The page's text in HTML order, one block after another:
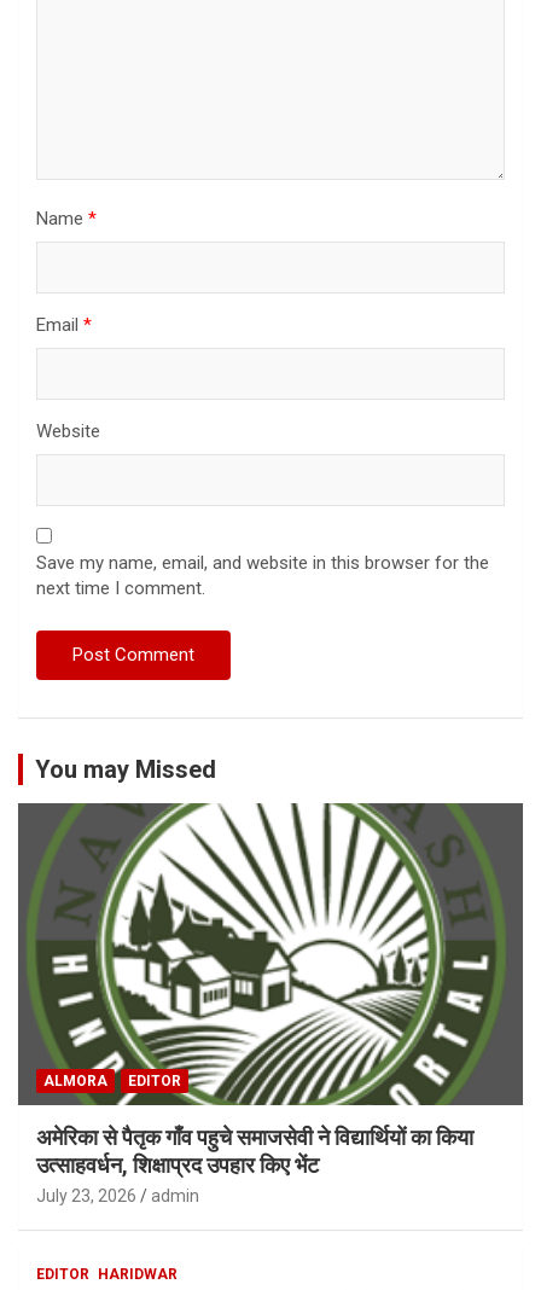
Name *
Email *
Website
Save my name, email, and website in this browser for the
next time I comment.
You may Missed
ALMORA EDITOR
अमेरिका से पैतृक गाँव पहुचे समाजसेवी ने विद्यार्थियों का किया
उत्साहवर्धन, शिक्षाप्रद उपहार किए भेंट
July 23, 2026 admin
EDITOR HARIDWAR